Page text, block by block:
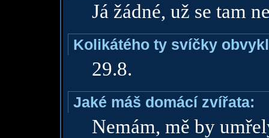
Já žádné, už se tam
Kolikátého ty svíčky
29.8.
Jaké máš domácí zvířata:
Nemám, mě by